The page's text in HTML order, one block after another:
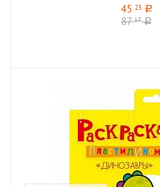
45 25 a
8717 a